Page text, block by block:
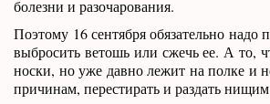
болезни и разочарования.
Поэтому 16 сентября обязательно надо
выбросить ветошь или сжечь ее. А то,
носки, но уже давно лежит на полке и
причинам, перестирать и раздать